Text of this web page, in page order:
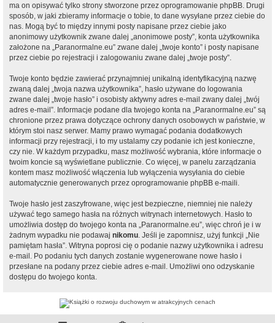
ma on opisywać tylko strony stworzone przez oprogramowanie phpBB. Drugi
sposób, w jaki zbieramy informacje o tobie, to dane wysyłane przez ciebie do
nas. Mogą być to między innymi posty napisane przez ciebie jako
anonimowy użytkownik zwane dalej „anonimowe posty”, konta użytkownika
założone na „Paranormalne.eu” zwane dalej „twoje konto” i posty napisane
przez ciebie po rejestracji i zalogowaniu zwane dalej „twoje posty”.
Twoje konto będzie zawierać przynajmniej unikalną identyfikacyjną nazwę
zwaną dalej „twoja nazwa użytkownika”, hasło używane do logowania
zwane dalej „twoje hasło” i osobisty aktywny adres e-mail zwany dalej „twój
adres e-mail”. Informacje podane dla twojego konta na „Paranormalne.eu” są
chronione przez prawa dotyczące ochrony danych osobowych w państwie, w
którym stoi nasz serwer. Mamy prawo wymagać podania dodatkowych
informacji przy rejestracji, i to my ustalamy czy podanie ich jest konieczne,
czy nie. W każdym przypadku, masz możliwość wybrania, które informacje o
twoim koncie są wyświetlane publicznie. Co więcej, w panelu zarządzania
kontem masz możliwość włączenia lub wyłączenia wysyłania do ciebie
automatycznie generowanych przez oprogramowanie phpBB e-maili.
Twoje hasło jest zaszyfrowane, więc jest bezpieczne, niemniej nie należy
używać tego samego hasła na różnych witrynach internetowych. Hasło to
umożliwia dostęp do twojego konta na „Paranormalne.eu”, więc chroń je i w
żadnym wypadku nie podawaj nikomu. Jeśli je zapomnisz, użyj funkcji „Nie
pamiętam hasła”. Witryna poprosi cię o podanie nazwy użytkownika i adresu
e-mail. Po podaniu tych danych zostanie wygenerowane nowe hasło i
przesłane na podany przez ciebie adres e-mail. Umożliwi ono odzyskanie
dostępu do twojego konta.